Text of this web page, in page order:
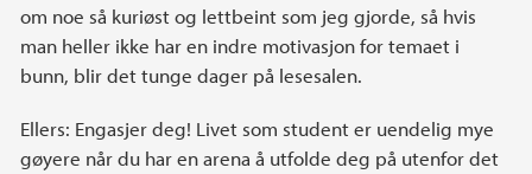
om noe så kuriøst og lettbeint som jeg gjorde, så hvis
man heller ikke har en indre motivasjon for temaet i
bunn, blir det tunge dager på lesesalen.
Ellers: Engasjer deg! Livet som student er uendelig mye
gøyere når du har en arena å utfolde deg på utenfor det